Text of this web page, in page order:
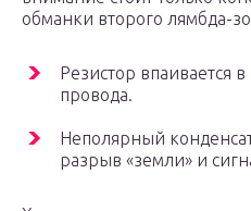
обманки второго лямбда-
Резистор впаивается
провода.
Неполярный
разрыв «земли» и